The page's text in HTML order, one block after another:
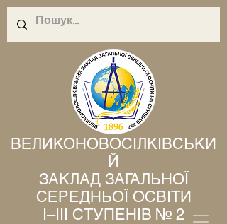
ВЕЛИКОНОВОСІЛКІВСЬКИ
Й
ЗАКЛАД ЗАГАЛЬНОЇ
СЕРЕДНЬОЇ ОСВІТИ
І–ІІІ СТУПЕНІВ № 2